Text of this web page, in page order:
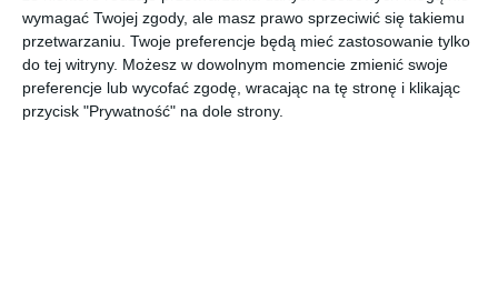
wymagać Twojej zgody, ale masz prawo sprzeciwić się takiemu
przetwarzaniu. Twoje preferencje będą mieć zastosowanie tylko
do tej witryny. Możesz w dowolnym momencie zmienić swoje
preferencje lub wycofać zgodę, wracając na tę stronę i klikając
przycisk "Prywatność" na dole strony.
[ książka, e-book ]
Szalejący
dżokerzy
George R.R.
Martin
[ książka, e-book ]
Wieża
asów
Martin
[ książka, e-book ]
Dzikie
karty tom
Martin
[ książka ]
PAKIET
Panowani
e smoka +
Ogień i
George R.R.
Martin